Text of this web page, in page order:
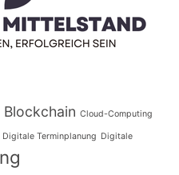
Blockchain Cloud-Computing
Digitale Terminplanung Digitale